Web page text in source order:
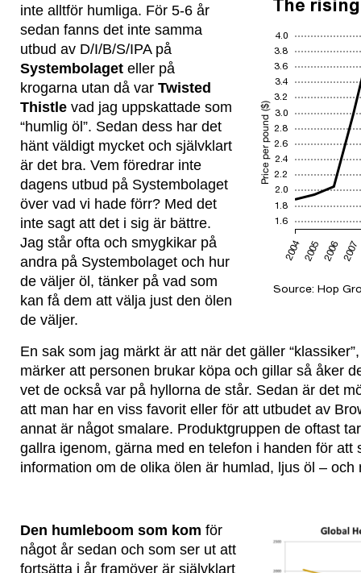
inte alltför humliga. För 5-6 år
sedan fanns det inte samma
utbud av D/I/B/S/IPA på
Systembolaget eller på
krogarna utan då var Twisted
Thistle vad jag uppskattade som
“humlig öl”. Sedan dess har det
hänt väldigt mycket och självklart
är det bra. Vem föredrar inte
dagens utbud på Systembolaget
över vad vi hade förr? Med det
inte sagt att det i sig är bättre.
Jag står ofta och smygkikar på
andra på Systembolaget och hur
de väljer öl, tänker på vad som
kan få dem att välja just den ölen
de väljer.
En sak som jag märkt är att när det gäller
märker att personen brukar köpa och gillar så åker
vet de också var på hyllorna de står. Sedan är det
att man har en viss favorit eller för att utbudet av
annat är något smalare. Produktgruppen de oftast
gallra igenom, gärna med en telefon i handen för att
information om de olika ölen är humlad, ljus öl – och
Den humleboom som kom för
något år sedan och som ser ut att
fortsätta i år framöver är självklart